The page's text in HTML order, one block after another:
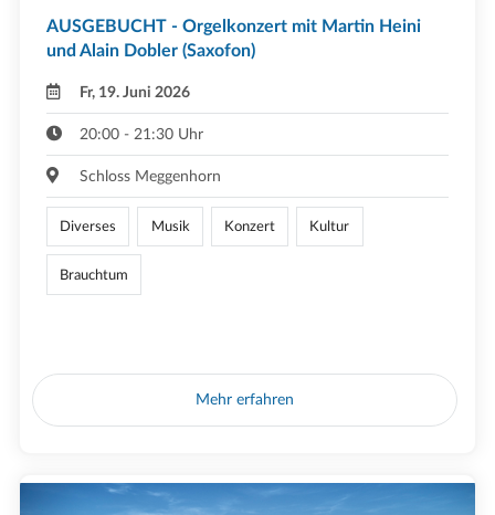
AUSGEBUCHT - Orgelkonzert mit Martin Heini
und Alain Dobler (Saxofon)
Fr, 19. Juni 2026
20:00 - 21:30 Uhr
Schloss Meggenhorn
Diverses Musik Konzert Kultur
Brauchtum
Mehr erfahren